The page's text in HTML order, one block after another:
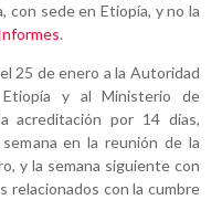
con sede en Etiopía, y no la
.
25 de enero a la Autoridad
y al Ministerio de
acreditación por 14 días,
en la reunión de la
y la semana siguiente con
relacionados con la cumbre